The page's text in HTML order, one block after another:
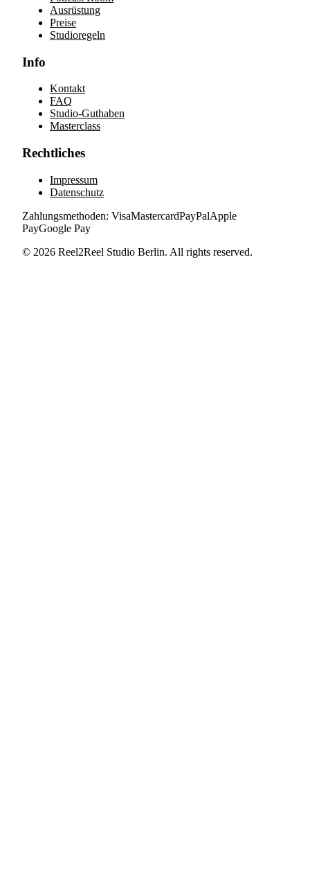
Ausrüstung
Preise
Studioregeln
Info
Kontakt
FAQ
Studio-Guthaben
Masterclass
Rechtliches
Impressum
Datenschutz
Zahlungsmethoden: VisaMastercardPayPalApple
PayGoogle Pay
© 2026 Reel2Reel Studio Berlin. All rights reserved.